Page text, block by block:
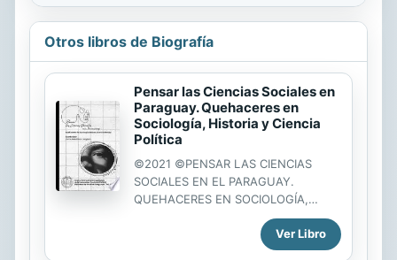
Otros libros de Biografía
Pensar las Ciencias Sociales en
Paraguay. Quehaceres en
Sociología, Historia y Ciencia
Política
©2021 ©PENSAR LAS CIENCIAS
SOCIALES EN EL PARAGUAY.
QUEHACERES EN SOCIOLOGÍA,
HISTORIA Y CIENCIA POLÍTICA
ANTROPOLÓGICOS DE LA
Ver Libro